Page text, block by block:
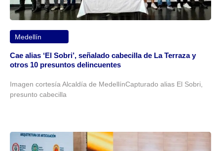
Medellín
Cae alias ‘El Sobri’, señalado cabecilla de La Terraza y
otros 10 presuntos delincuentes
Imagen cortesía Alcaldía de MedellínCapturado alias El Sobri,
presunto cabecilla